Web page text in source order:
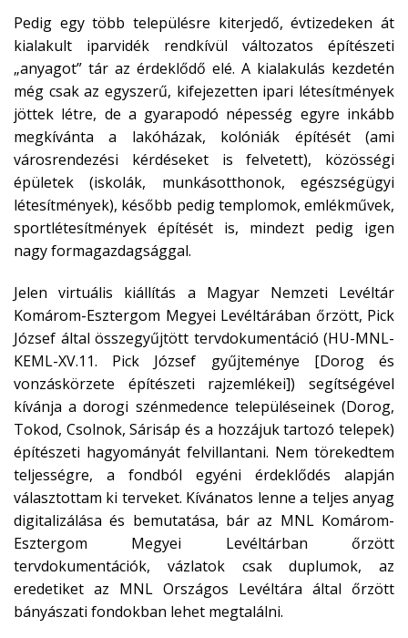
Pedig egy több településre kiterjedő, évtizedeken át
kialakult iparvidék rendkívül változatos építészeti
„anyagot” tár az érdeklődő elé. A kialakulás kezdetén
még csak az egyszerű, kifejezetten ipari létesítmények
jöttek létre, de a gyarapodó népesség egyre inkább
megkívánta a lakóházak, kolóniák építését (ami
városrendezési kérdéseket is felvetett), közösségi
épületek (iskolák, munkásotthonok, egészségügyi
létesítmények), később pedig templomok, emlékművek,
sportlétesítmények építését is, mindezt pedig igen
nagy formagazdagsággal.
Jelen virtuális kiállítás a Magyar Nemzeti Levéltár
Komárom-Esztergom Megyei Levéltárában őrzött, Pick
József által összegyűjtött tervdokumentáció (HU-MNL-
KEML-XV.11. Pick József gyűjteménye [Dorog és
vonzáskörzete építészeti rajzemlékei]) segítségével
kívánja a dorogi szénmedence településeinek (Dorog,
Tokod, Csolnok, Sárisáp és a hozzájuk tartozó telepek)
építészeti hagyományát felvillantani. Nem törekedtem
teljességre, a fondból egyéni érdeklődés alapján
választottam ki terveket. Kívánatos lenne a teljes anyag
digitalizálása és bemutatása, bár az MNL Komárom-
Esztergom Megyei Levéltárban őrzött
tervdokumentációk, vázlatok csak duplumok, az
eredetiket az MNL Országos Levéltára által őrzött
bányászati fondokban lehet megtalálni.